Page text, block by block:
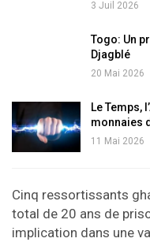
3 Juil 2026
Togo: Un
Djagblé
20 Mai 2026
Le Temps,
monnaies
11 Mai 2026
Cinq ressortissants
total de 20 ans de
implication dans une